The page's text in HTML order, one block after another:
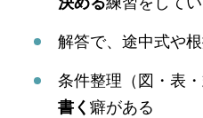
解答で、途中式や
条件整理（図・表
書く 癖がある